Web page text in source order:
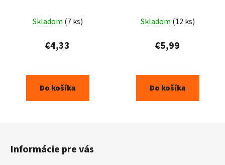
Skladom (7 ks)
€4,33
Do košíka
Skladom (12 ks)
€5,99
Do košíka
Informácie pre vás